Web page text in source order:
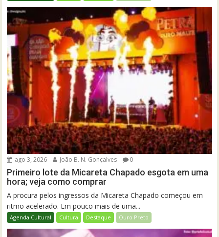
ago 3, 2026 João B. N. Gonçalves 0
Primeiro lote da Micareta Chapado esgota em uma
hora; veja como comprar
A procura pelos ingressos da Micareta Chapado começou em
ritmo acelerado. Em pouco mais de uma...
Agenda Cultural Cultura Destaque Ouro Preto